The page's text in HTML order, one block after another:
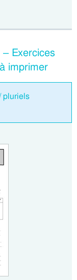
Exercices
imprimer
pluriels